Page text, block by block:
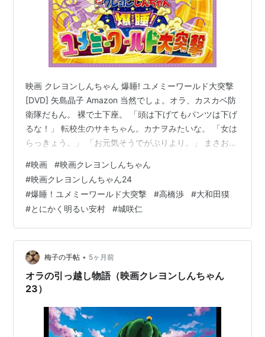
映画 クレヨンしんちゃん 爆睡! ユメミーワールド大突撃
[DVD] 矢島晶子 Amazon 当然でしょ。オラ、カスカベ防
衛隊だもん。 裸で土下座。 「頭は下げてもパンツは下げ
るな！」 転校生のサキちゃん。カナヲみたいな。 「女は
らっきょう。」 「お元気そうでがぶりより。」 まさおく
お色気バラエティ。 サキちゃんの悪夢。こわいこわ
い！！ パパの発明と財力すごいな。 ５歳児のみさえとひ
ろし。 かっこいー、しんちゃん。 はいとらんのかい
（笑）。 ピュアハート、大事。 バク。 夢見放題。 疲れ
てるのよ、みさえ（笑）。 夢で逢えたらいいね。 今さ…
#映画 #映画クレヨンしんちゃん
#映画クレヨンしんちゃん24
#爆睡！ユメミーワールド大突撃 #高橋渉 #大和田獏
#とにかく明るい安村 #城咲仁
梅子の手帖 • 5ヶ月前
オラの引っ越し物語（映画クレヨンしんちゃん
23）